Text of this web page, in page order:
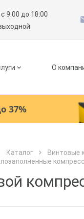
9:00 до 18:00
О
37%
Каталог Винтовые
Как к Вам
Телефон
Как к Вам
Телефон
Город доставки
Как к Вам
Как к Вам